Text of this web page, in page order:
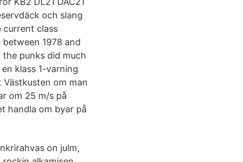
och slang
class
1978 and
punks did much
klass 1-varning
om man
om 25 m/s på
handla om byar på
on julm,